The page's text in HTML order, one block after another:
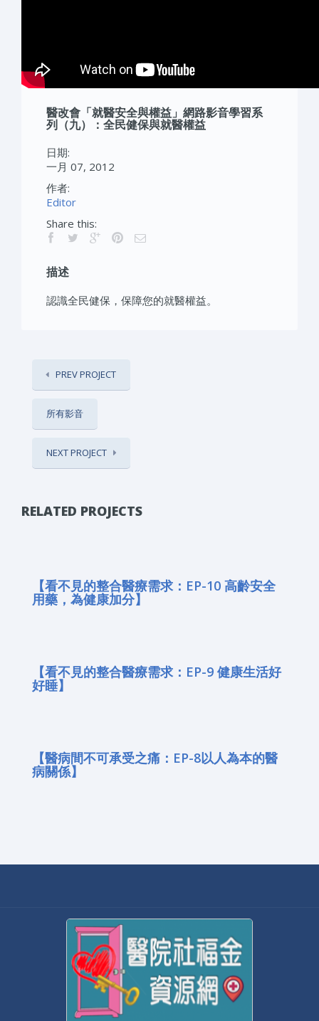
醫改會「就醫安全與權益」網路影音學習系
列（九）：全民健保與就醫權益
日期:
一月 07, 2012
作者:
Editor
Share this:
描述
認識全民健保，保障您的就醫權益。
PREV PROJECT
所有影音
NEXT PROJECT
RELATED PROJECTS
【看不見的整合醫療需求：EP-10 高齡安全
用藥，為健康加分】
【看不見的整合醫療需求：EP-9 健康生活好
好睡】
【醫病間不可承受之痛：EP-8以人為本的醫
病關係】